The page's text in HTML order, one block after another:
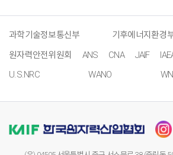
과학기술정보통신부 기후에너지환경
원자력안전위원회
ANS CNA JAIF
U.S.NRC
WANO